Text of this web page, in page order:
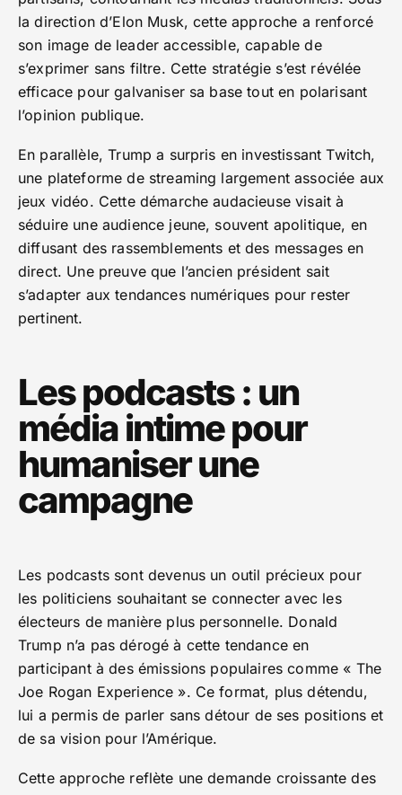
la direction d’Elon Musk, cette approche a renforcé
son image de leader accessible, capable de
s’exprimer sans filtre. Cette stratégie s’est révélée
efficace pour galvaniser sa base tout en polarisant
l’opinion publique.
En parallèle, Trump a surpris en investissant Twitch,
une plateforme de streaming largement associée aux
jeux vidéo. Cette démarche audacieuse visait à
séduire une audience jeune, souvent apolitique, en
diffusant des rassemblements et des messages en
direct. Une preuve que l’ancien président sait
s’adapter aux tendances numériques pour rester
pertinent.
Les podcasts : un
média intime pour
humaniser une
campagne
Les podcasts sont devenus un outil précieux pour
les politiciens souhaitant se connecter avec les
électeurs de manière plus personnelle. Donald
Trump n’a pas dérogé à cette tendance en
participant à des émissions populaires comme « The
Joe Rogan Experience ». Ce format, plus détendu,
lui a permis de parler sans détour de ses positions et
de sa vision pour l’Amérique.
Cette approche reflète une demande croissante des